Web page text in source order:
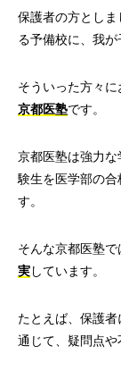
保護者の方とし
る予備校に、我が
そういった方々に
京都医塾です。
京都医塾は強力
験生を医学部の
す。
そんな京都医塾で
実しています。
たとえば、保護者
通じて、疑問点や